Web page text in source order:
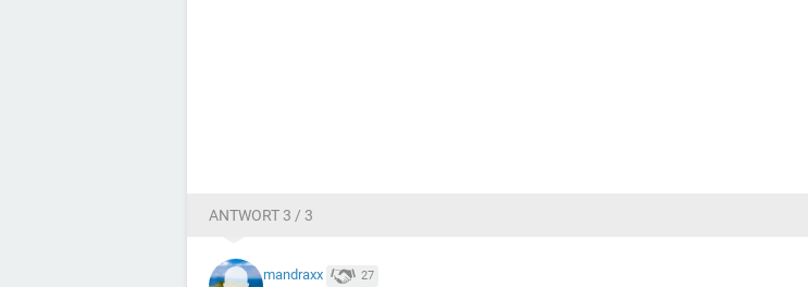
ANTWORT 3 / 3
mandraxx 27